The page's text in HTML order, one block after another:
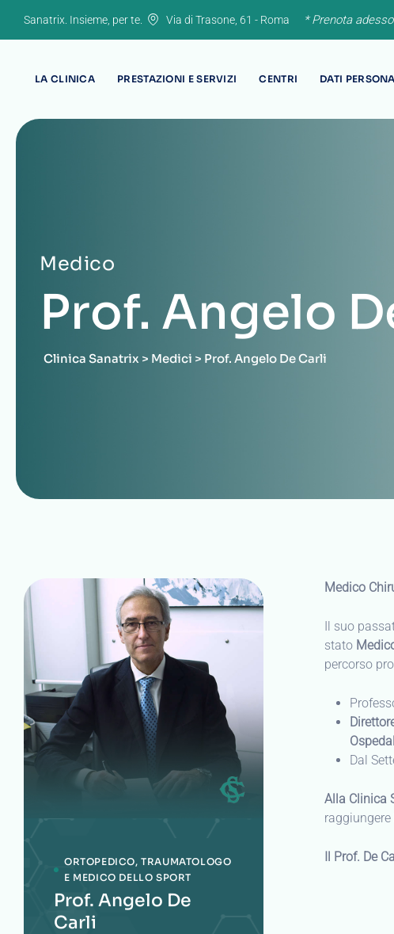
Sanatrix. Insieme, per te. Via di Trasone, 61 - Roma * Prenota adesso
LA CLINICA PRESTAZIONI E SERVIZI CENTRI DATI
Medico
Prof. Angelo
Clinica Sanatrix > Medici > Prof. Angelo De Carli
ORTOPEDICO, TRAUMATOLOGO
E MEDICO DELLO SPORT
Prof. Angelo De
Carli
Medico
Il suo
stato
percorso
Dal
Alla Clinica
Il Prof. De